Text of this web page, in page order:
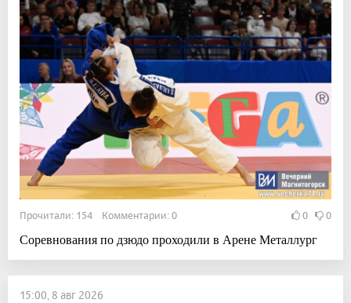
Прочитали: 154 Комментарии: 0 0 0
Соревнования по дзюдо проходили в Арене Металлург
15:00, 8 авг 2026